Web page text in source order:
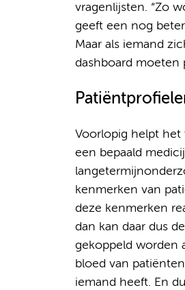
vragenlijsten. “Zo
geeft een nog
Maar als iemand
dashboard moeten
Voorlopig helpt het
een bepaald
kenmerken van
deze kenmerken
dan kan daar dus
gekoppeld worden
bloed van
iemand heeft. En